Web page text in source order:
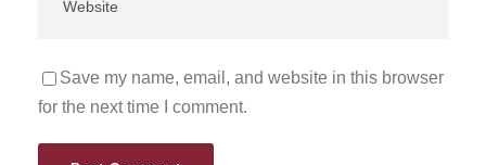
Save my name, email, and website in this browser
for the next time I comment.